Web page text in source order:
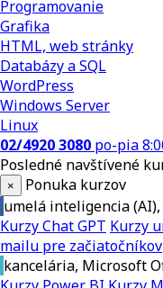
Programovanie
Grafika
HTML, web stránky
Databázy a SQL
WordPress
Windows Server
Linux
02/4920 3080 po-pia
Posledné navštívené
×
Ponuka kurzov
umelá inteligencia
Kurzy Chat GPT Kurzy
mailu pre začiatočníkov
kancelária, Microsoft